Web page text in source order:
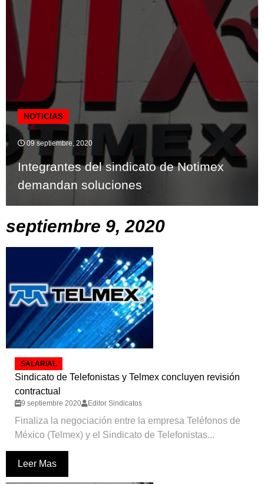
NOTICIAS
09 septiembre, 2020
Integrantes del sindicato de Notimex
demandan soluciones
septiembre 9, 2020
SALARIAL
Sindicato de Telefonistas y Telmex concluyen revisión
contractual
9 septiembre 2020 Editor Sindicatos
Finaliza la negociación entre la empresa Teléfonos de
México (Telmex) y el Sindicato de Telefonistas...
Leer Mas